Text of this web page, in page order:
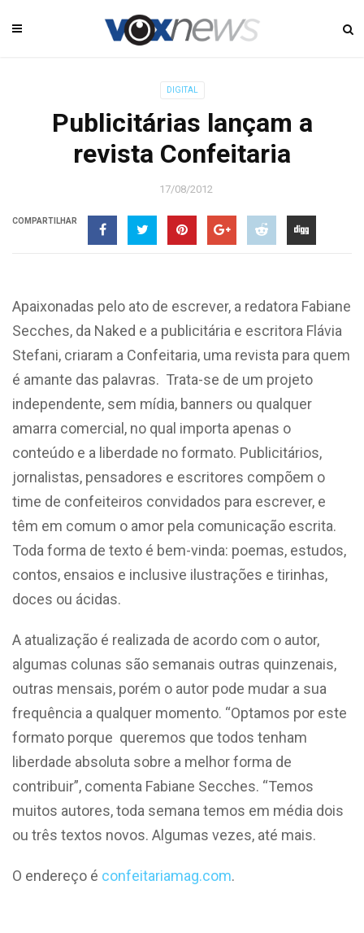
DIGITAL
Publicitárias lançam a
revista Confeitaria
17/08/2012
COMPARTILHAR
Apaixonadas pelo ato de escrever, a redatora Fabiane
Secches, da Naked e a publicitária e escritora Flávia
Stefani, criaram a Confeitaria, uma revista para quem
é amante das palavras. Trata-se de um projeto
independente, sem mídia, banners ou qualquer
amarra comercial, no qual importa apenas o
conteúdo e a liberdade no formato. Publicitários,
jornalistas, pensadores e escritores compõem o
time de confeiteiros convidados para escrever, e
têm em comum o amor pela comunicação escrita.
Toda forma de texto é bem-vinda: poemas, estudos,
contos, ensaios e inclusive ilustrações e tirinhas,
doces ou ácidas.
A atualização é realizada de acordo com o autor,
algumas colunas são semanais outras quinzenais,
outras mensais, porém o autor pode mudar a sua
frequência a qualquer momento. “Optamos por este
formato porque queremos que todos tenham
liberdade absoluta sobre a melhor forma de
contribuir”, comenta Fabiane Secches. “Temos
muitos autores, toda semana temos em média dois
ou três textos novos. Algumas vezes, até mais.
O endereço é confeitariamag.com.